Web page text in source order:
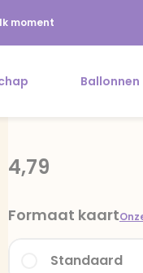
moment
Ballonnen
4,79
Formaat kaart
Standaard